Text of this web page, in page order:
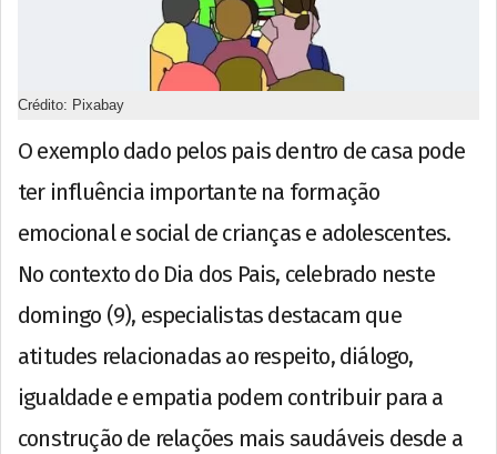
Crédito: Pixabay
O exemplo dado pelos pais dentro de casa pode
ter influência importante na formação
emocional e social de crianças e adolescentes.
No contexto do Dia dos Pais, celebrado neste
domingo (9), especialistas destacam que
atitudes relacionadas ao respeito, diálogo,
igualdade e empatia podem contribuir para a
construção de relações mais saudáveis desde a